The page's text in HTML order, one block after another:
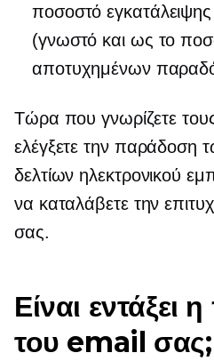
ποσοστό
(γνωστό και ως το
αποτυχημένων
Τώρα που γνωρίζετε
ελέγξετε την παράδοση
δελτίων ηλεκτρονικού
να καταλάβετε την
σας.
Είναι εντάξει
του email σας;